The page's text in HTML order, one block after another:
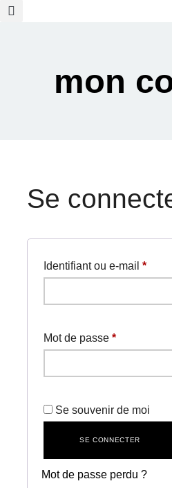
mon
Se
Identifiant ou e-mail*
Mot de passe*Obligatoire
Se souvenir de moi
SE CONNECTER
Mot de passe perdu ?